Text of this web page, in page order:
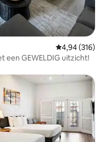
Gemiddelde
4,94 (316)
een GEWELDIG uitzicht!